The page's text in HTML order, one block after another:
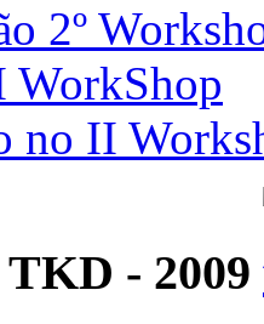
2º
WorkShop
no II
TKD - 2009